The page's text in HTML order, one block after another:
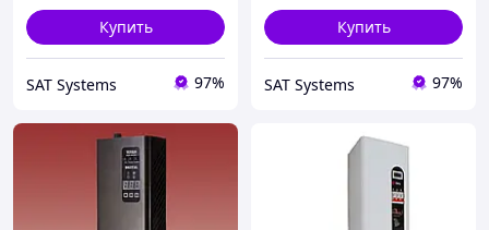
Купить
SAT Systems 97%
Купить
SAT Systems 97%